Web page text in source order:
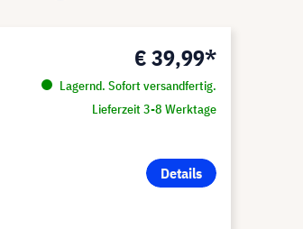
€ 39,99*
Lagernd. Sofort versandfertig.
Lieferzeit 3-8 Werktage
Details